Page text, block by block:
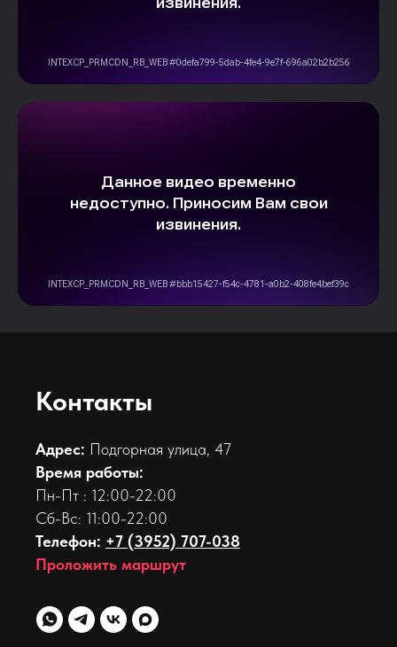
Контакты
Адрес: Подгорная улица, 47
Время работы:
Пн-Пт : 12:00-22:00
Сб-Вс: 11:00-22:00
Телефон: +7 (3952) 707-038
Проложить маршрут